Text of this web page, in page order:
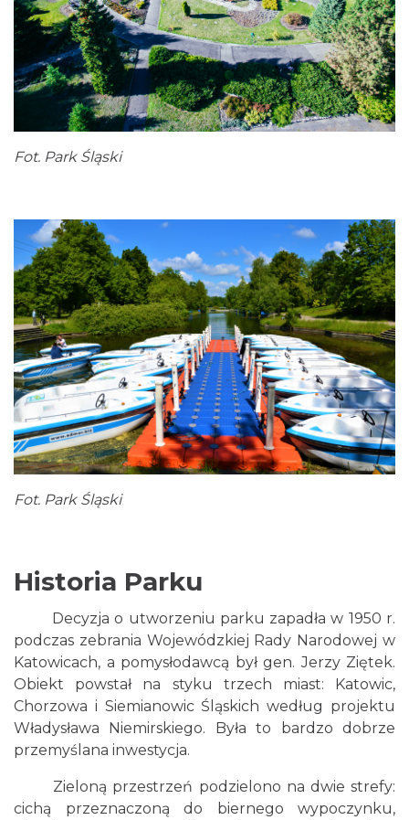
Fot. Park Śląski
Fot. Park Śląski
Historia Parku
Decyzja o utworzeniu parku zapadła w 1950 r.
podczas zebrania Wojewódzkiej Rady Narodowej w
Katowicach, a pomysłodawcą był gen. Jerzy Ziętek.
Obiekt powstał na styku trzech miast: Katowic,
Chorzowa i Siemianowic Śląskich według projektu
Władysława Niemirskiego. Była to bardzo dobrze
przemyślana inwestycja.
Zieloną przestrzeń podzielono na dwie strefy:
cichą przeznaczoną do biernego wypoczynku,